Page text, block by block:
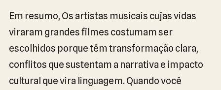
Em resumo, Os artistas musicais cujas vidas
viraram grandes filmes costumam ser
escolhidos porque têm transformação clara,
conflitos que sustentam a narrativa e impacto
cultural que vira linguagem. Quando você